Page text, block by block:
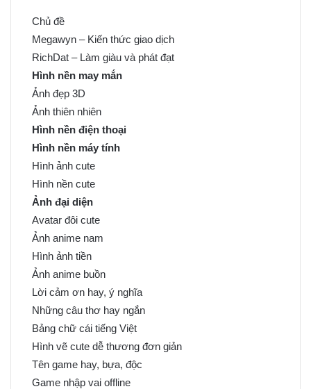
Chủ đề
Megawyn – Kiến thức giao dịch
RichDat – Làm giàu và phát đạt
Hình nền may mắn
Ảnh đẹp 3D
Ảnh thiên nhiên
Hình nền điện thoại
Hình nền máy tính
Hình ảnh cute
Hình nền cute
Ảnh đại diện
Avatar đôi cute
Ảnh anime nam
Hình ảnh tiền
Ảnh anime buồn
Lời cảm ơn hay, ý nghĩa
Những câu thơ hay ngắn
Bảng chữ cái tiếng Việt
Hình vẽ cute dễ thương đơn giản
Tên game hay, bựa, độc
Game nhập vai offline